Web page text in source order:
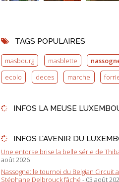
TAGS POPULAIRES
masbourg masblette
ecolo
deces marche
INFOS LA MEUSE
INFOS L'AVENIR DU
Une entorse brise la belle série de
août 2026
Nassogne: le tournoi du Belgian
Stéphane Delbrouck fâché - 03 août